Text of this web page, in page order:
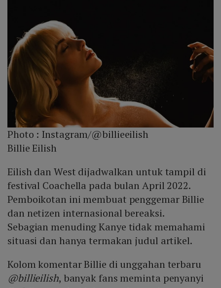
Photo : Instagram/@billieeilish
Billie Eilish
Eilish dan West dijadwalkan untuk tampil di
festival Coachella pada bulan April 2022.
Pemboikotan ini membuat penggemar Billie
dan netizen internasional bereaksi.
Sebagian menuding Kanye tidak memahami
situasi dan hanya termakan judul artikel.
Kolom komentar Billie di unggahan terbaru
@billieilish, banyak fans meminta penyanyi